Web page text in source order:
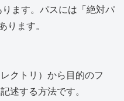
ります。パスには「絶対パ
ります。
クトリ）から目的のフ
述する方法です。